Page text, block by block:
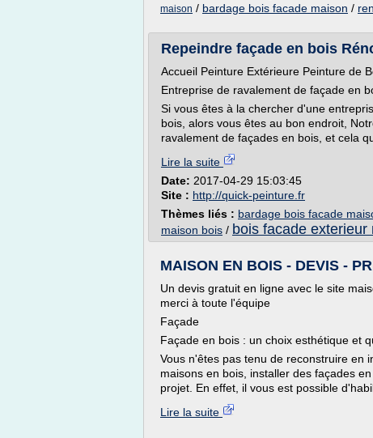
maison / bardage bois facade maison /
Repeindre façade en bois
Accueil Peinture Extérieure Peinture de
Entreprise de ravalement de façade en
Si vous êtes à la chercher d'une
bois, alors vous êtes au bon endroit,
ravalement de façades en bois, et cela
Lire la suite
Date: 2017-04-29 15:03:45
Site : http://quick-peinture.fr
Thèmes liés : bardage bois facade
maison bois / bois facade exterieur
MAISON EN BOIS - DEVIS -
Un devis gratuit en ligne avec le site
merci à toute l'équipe
Façade
Façade en bois : un choix esthétique et
Vous n'êtes pas tenu de reconstruire en
maisons en bois, installer des façades
projet. En effet, il vous est possible
Lire la suite